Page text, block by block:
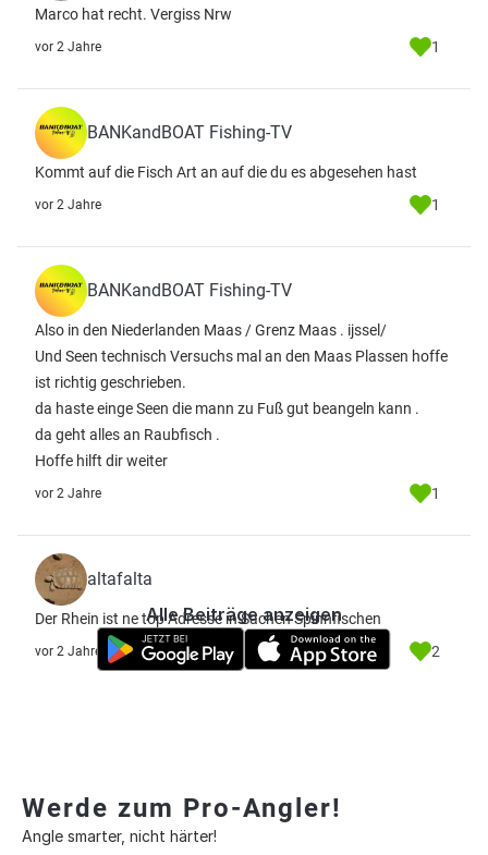
Marco hat recht. Vergiss Nrw
vor 2 Jahre 1
BANKandBOAT Fishing-TV
Kommt auf die Fisch Art an auf die du es abgesehen hast
vor 2 Jahre 1
BANKandBOAT Fishing-TV
Also in den Niederlanden Maas / Grenz Maas . ijssel/
Und Seen technisch Versuchs mal an den Maas Plassen hoffe
ist richtig geschrieben.
da haste einge Seen die mann zu Fuß gut beangeln kann .
da geht alles an Raubfisch .
Hoffe hilft dir weiter
vor 2 Jahre 1
altafalta
Der Rhein ist ne top Adresse in Sachen Spinnfischen
vor 2 Jahre 2
Alle Beiträge anzeigen
Werde zum Pro-Angler!
Angle smarter, nicht härter!